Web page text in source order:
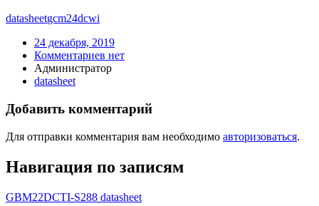
datasheetgcm24dcwi
24 декабря, 2019
Комментариев нет
Администратор
datasheet
Добавить комментарий
Для отправки комментария вам необходимо авторизоваться.
Навигация по записям
GBM22DCTI-S288 datasheet